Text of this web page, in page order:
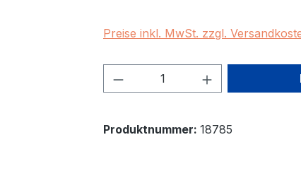
Preise inkl. MwSt. zzgl.
Produkt Anzahl: Gib
Produktnummer: 18785